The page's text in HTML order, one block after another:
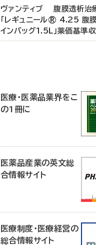
ヴァンティブ 腹膜透析治
「レギュニール® 4.25 腹
インバッグ1.5L」薬価基準
医療・医薬品業界をこ
の1冊に
医薬品産業の英文総
合情報サイト
医療制度・医療経営の
総合情報サイト